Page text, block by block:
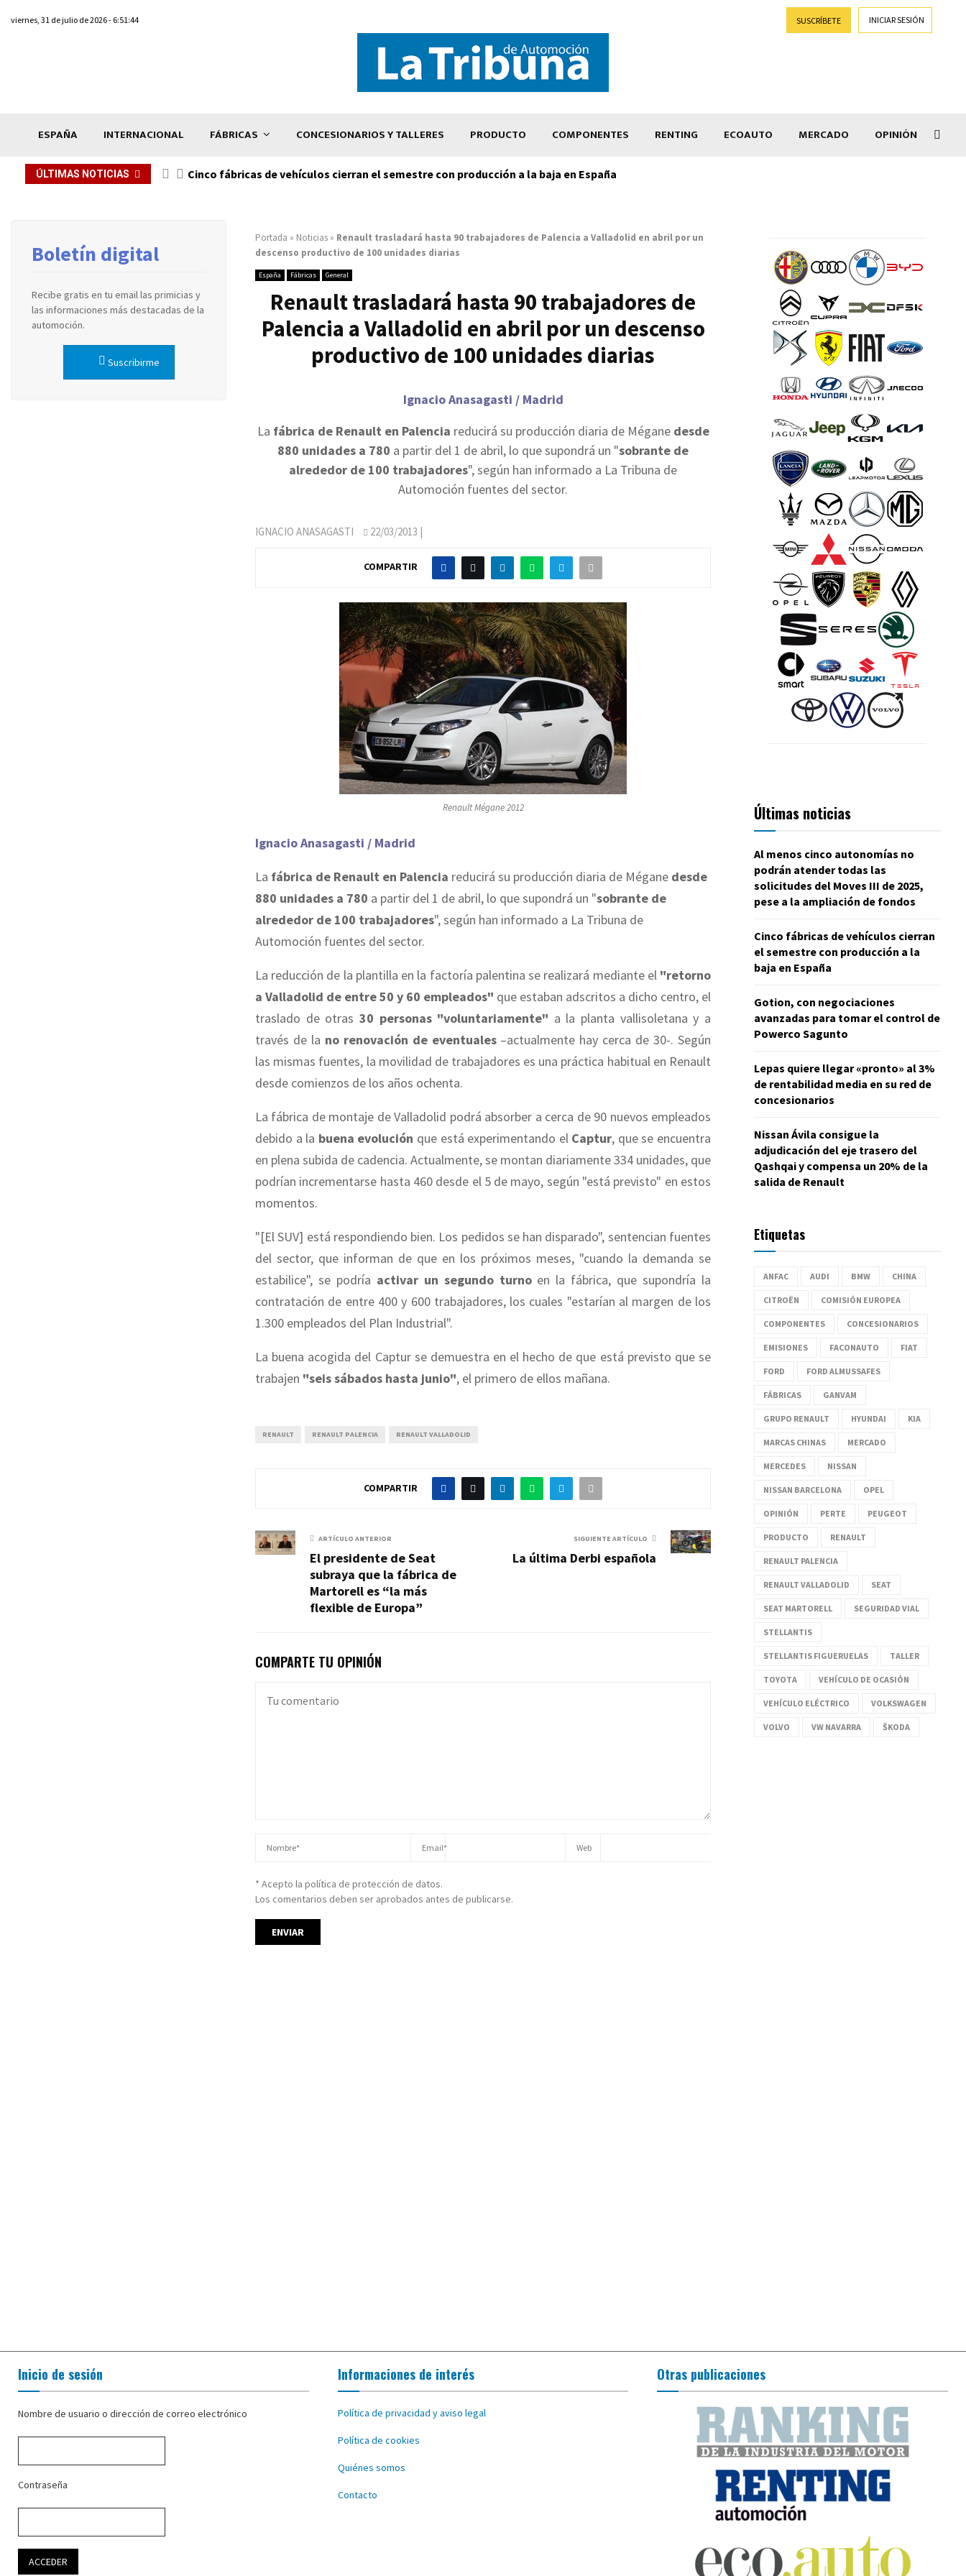
viernes, 31 de julio de 2026 - 6:51:44 SUSCRÍBETE INICIAR SESIÓN
ESPAÑA INTERNACIONAL FÁBRICAS CONCESIONARIOS Y TALLERES PRODUCTO COMPONENTES RENTING ECOAUTO MERCADO OPINIÓN
ÚLTIMAS NOTICIAS Cinco fábricas de vehículos cierran el semestre con producción a la baja en España
Portada » Noticias » Renault trasladará hasta 90 trabajadores de Palencia a Valladolid en abril por un
descenso productivo de 100 unidades diarias
España Fábricas General
Renault trasladará hasta 90 trabajadores de
Palencia a Valladolid en abril por un descenso
productivo de 100 unidades diarias
Ignacio Anasagasti / Madrid
La fábrica de Renault en Palencia reducirá su producción diaria de Mégane desde
880 unidades a 780 a partir del 1 de abril, lo que supondrá un "sobrante de
alrededor de 100 trabajadores", según han informado a La Tribuna de
Automoción fuentes del sector.
IGNACIO ANASAGASTI 22/03/2013 |
COMPARTIR
Renault Mégane 2012
Ignacio Anasagasti / Madrid
La fábrica de Renault en Palencia reducirá su producción diaria de Mégane desde
880 unidades a 780 a partir del 1 de abril, lo que supondrá un "sobrante de
alrededor de 100 trabajadores", según han informado a La Tribuna de
Automoción fuentes del sector.
La reducción de la plantilla en la factoría palentina se realizará mediante el "retorno
a Valladolid de entre 50 y 60 empleados" que estaban adscritos a dicho centro, el
traslado de otras 30 personas "voluntariamente" a la planta vallisoletana y a
través de la no renovación de eventuales–actualmente hay cerca de 30-. Según
las mismas fuentes, la movilidad de trabajadores es una práctica habitual en Renault
desde comienzos de los años ochenta.
La fábrica de montaje de Valladolid podrá absorber a cerca de 90 nuevos empleados
debido a la buena evolución que está experimentando el Captur, que se encuentra
en plena subida de cadencia. Actualmente, se montan diariamente 334 unidades, que
podrían incrementarse hasta 460 desde el 5 de mayo, según "está previsto" en estos
momentos.
"[El SUV] está respondiendo bien. Los pedidos se han disparado", sentencian fuentes
del sector, que informan de que en los próximos meses, "cuando la demanda se
estabilice", se podría activar un segundo turnoen la fábrica, que supondría la
contratación de entre 400 y 600 trabajadores, los cuales "estarían al margen de los
1.300 empleados del Plan Industrial".
La buena acogida del Captur se demuestra en el hecho de que está previsto que se
trabajen "seis sábados hasta junio", el primero de ellos mañana.
RENAULT RENAULT PALENCIA RENAULT VALLADOLID
COMPARTIR
ARTÍCULO ANTERIOR
El presidente de Seat
subraya que la fábrica de
Martorell es “la más
flexible de Europa”
SIGUIENTE ARTÍCULO
La última Derbi española
COMPARTE TU OPINIÓN
* Acepto la política de protección de datos.
Los comentarios deben ser aprobados antes de publicarse.
Boletín digital
Recibe gratis en tu email las primicias y
las informaciones más destacadas de la
automoción.
Suscribirme
Últimas noticias
Al menos cinco autonomías no
podrán atender todas las
solicitudes del Moves III de 2025,
pese a la ampliación de fondos
Cinco fábricas de vehículos cierran
el semestre con producción a la
baja en España
Gotion, con negociaciones
avanzadas para tomar el control de
Powerco Sagunto
Lepas quiere llegar «pronto» al 3%
de rentabilidad media en su red de
concesionarios
Nissan Ávila consigue la
adjudicación del eje trasero del
Qashqai y compensa un 20% de la
salida de Renault
Etiquetas
ANFAC AUDI BMW CHINA
CITROËN COMISIÓN EUROPEA
COMPONENTES CONCESIONARIOS
EMISIONES FACONAUTO FIAT
FORD FORD ALMUSSAFES
FÁBRICAS GANVAM
GRUPO RENAULT HYUNDAI KIA
MARCAS CHINAS MERCADO
MERCEDES NISSAN
NISSAN BARCELONA OPEL
OPINIÓN PERTE PEUGEOT
PRODUCTO RENAULT
RENAULT PALENCIA
RENAULT VALLADOLID SEAT
SEAT MARTORELL SEGURIDAD VIAL
STELLANTIS
STELLANTIS FIGUERUELAS TALLER
TOYOTA VEHÍCULO DE OCASIÓN
VEHÍCULO ELÉCTRICO VOLKSWAGEN
VOLVO VW NAVARRA ŠKODA
Inicio de sesión
Nombre de usuario o dirección de correo electrónico
Contraseña
Informaciones de interés
Política de privacidad y aviso legal
Política de cookies
Quiénes somos
Contacto
Otras publicaciones